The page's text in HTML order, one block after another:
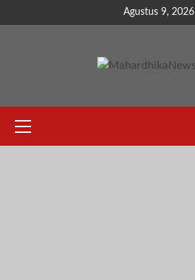
to
Agustus 9, 2026
Menu